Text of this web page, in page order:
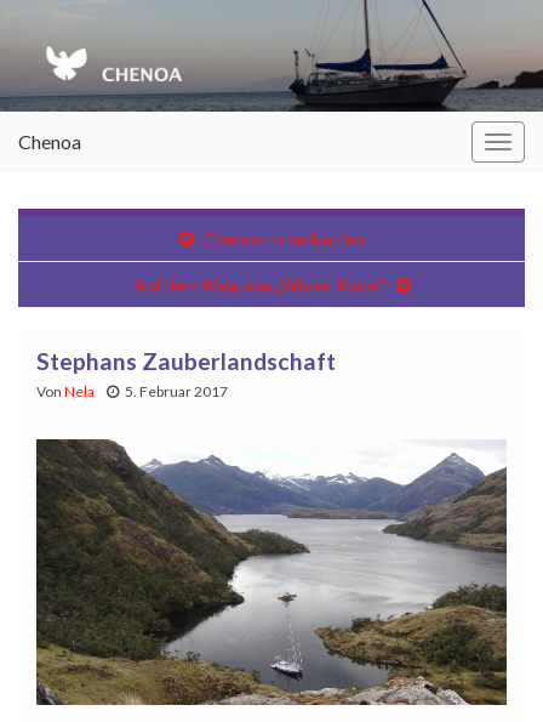
Chenoa
Chenoa zu verkaufen
Auf dem Weg zum „Wilden Kanal“
Stephans Zauberlandschaft
Von Nela 5. Februar 2017